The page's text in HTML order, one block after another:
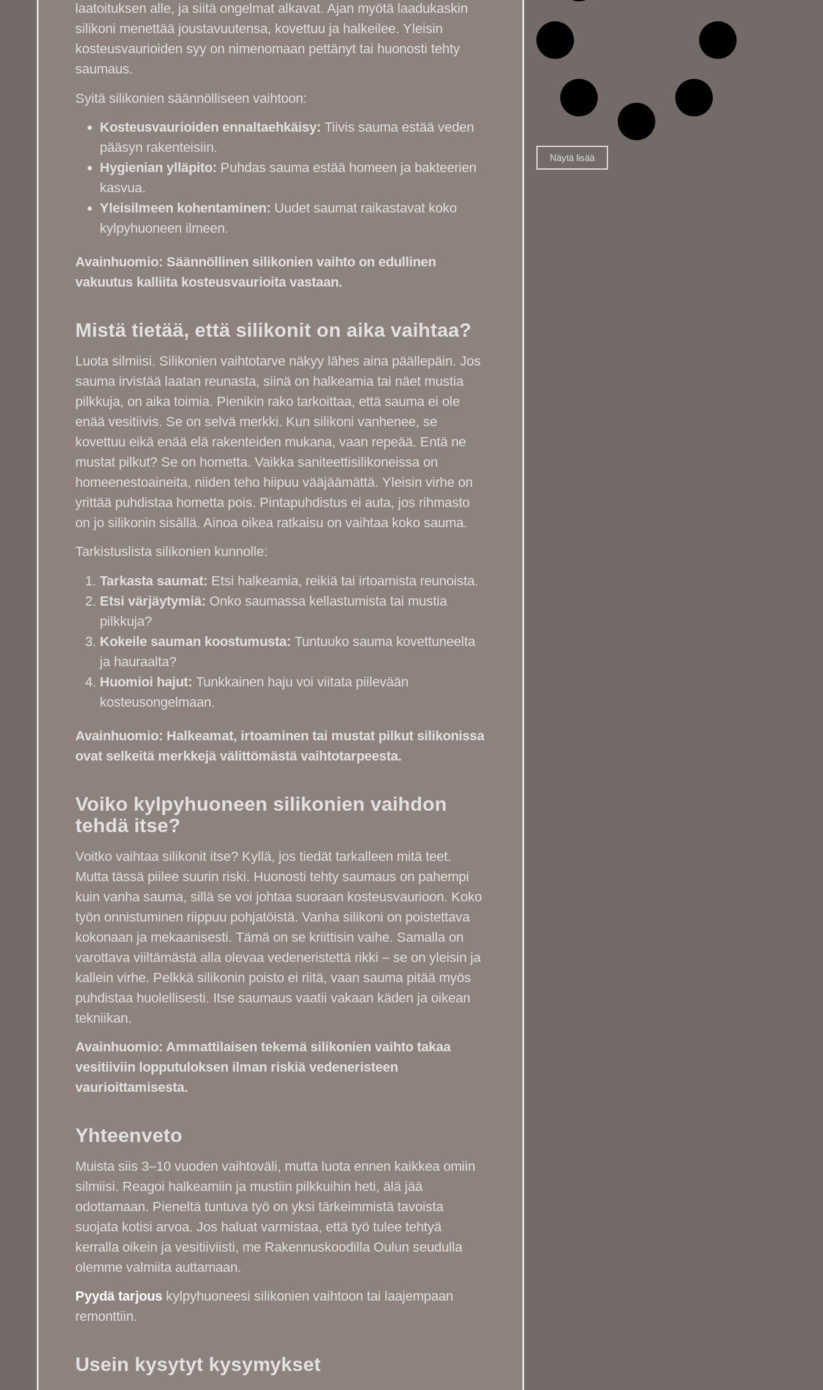
laatoituksen alle, ja siitä ongelmat alkavat. Ajan myötä laadukaskin
silikoni menettää joustavuutensa, kovettuu ja halkeilee. Yleisin
kosteusvaurioiden syy on nimenomaan pettänyt tai huonosti tehty
saumaus.
Syitä silikonien säännölliseen vaihtoon:
Kosteusvaurioiden ennaltaehkäisy: Tiivis sauma estää veden
pääsyn rakenteisiin.
Hygienian ylläpito: Puhdas sauma estää homeen ja bakteerien
kasvua.
Yleisilmeen kohentaminen: Uudet saumat raikastavat koko
kylpyhuoneen ilmeen.
Avainhuomio: Säännöllinen silikonien vaihto on edullinen
vakuutus kalliita kosteusvaurioita vastaan.
Mistä tietää, että silikonit on aika vaihtaa?
Luota silmiisi. Silikonien vaihtotarve näkyy lähes aina päällepäin. Jos
sauma irvistää laatan reunasta, siinä on halkeamia tai näet mustia
pilkkuja, on aika toimia. Pienikin rako tarkoittaa, että sauma ei ole
enää vesitiivis. Se on selvä merkki. Kun silikoni vanhenee, se
kovettuu eikä enää elä rakenteiden mukana, vaan repeää. Entä ne
mustat pilkut? Se on hometta. Vaikka saniteettisilikoneissa on
homeenestoaineita, niiden teho hiipuu vääjäämättä. Yleisin virhe on
yrittää puhdistaa hometta pois. Pintapuhdistus ei auta, jos rihmasto
on jo silikonin sisällä. Ainoa oikea ratkaisu on vaihtaa koko sauma.
Tarkistuslista silikonien kunnolle:
Tarkasta saumat: Etsi halkeamia, reikiä tai irtoamista reunoista.
Etsi värjäytymiä: Onko saumassa kellastumista tai mustia
pilkkuja?
Kokeile sauman koostumusta: Tuntuuko sauma kovettuneelta
ja hauraalta?
Huomioi hajut: Tunkkainen haju voi viitata piilevään
kosteusongelmaan.
Avainhuomio: Halkeamat, irtoaminen tai mustat pilkut silikonissa
ovat selkeitä merkkejä välittömästä vaihtotarpeesta.
Voiko kylpyhuoneen silikonien vaihdon
tehdä itse?
Voitko vaihtaa silikonit itse? Kyllä, jos tiedät tarkalleen mitä teet.
Mutta tässä piilee suurin riski. Huonosti tehty saumaus on pahempi
kuin vanha sauma, sillä se voi johtaa suoraan kosteusvaurioon. Koko
työn onnistuminen riippuu pohjatöistä. Vanha silikoni on poistettava
kokonaan ja mekaanisesti. Tämä on se kriittisin vaihe. Samalla on
varottava viiltämästä alla olevaa vedeneristettä rikki – se on yleisin ja
kallein virhe. Pelkkä silikonin poisto ei riitä, vaan sauma pitää myös
puhdistaa huolellisesti. Itse saumaus vaatii vakaan käden ja oikean
tekniikan.
Avainhuomio: Ammattilaisen tekemä silikonien vaihto takaa
vesitiiviin lopputuloksen ilman riskiä vedeneristeen
vaurioittamisesta.
Yhteenveto
Muista siis 3–10 vuoden vaihtoväli, mutta luota ennen kaikkea omiin
silmiisi. Reagoi halkeamiin ja mustiin pilkkuihin heti, älä jää
odottamaan. Pieneltä tuntuva työ on yksi tärkeimmistä tavoista
suojata kotisi arvoa. Jos haluat varmistaa, että työ tulee tehtyä
kerralla oikein ja vesitiiviisti, me Rakennuskoodilla Oulun seudulla
olemme valmiita auttamaan.
Pyydä tarjous kylpyhuoneesi silikonien vaihtoon tai laajempaan
remonttiin.
Usein kysytyt kysymykset
Näytä lisää